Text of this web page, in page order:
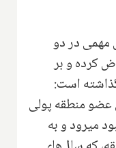
در دو
کرده و بر
است:
منطقه پولی
میرود و به